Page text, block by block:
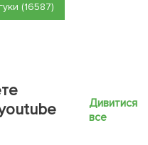
(16587)
Дивитися
все